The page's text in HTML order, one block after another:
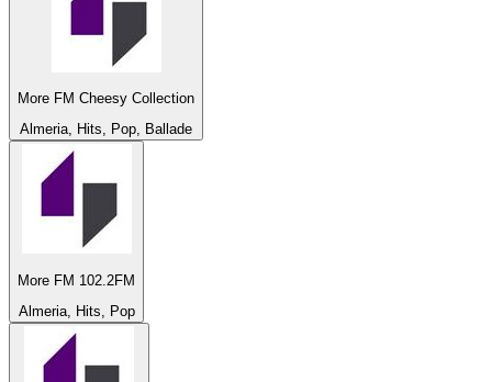
More FM Cheesy Collection
Almeria, Hits, Pop, Ballade
More FM 102.2FM
Almeria, Hits, Pop